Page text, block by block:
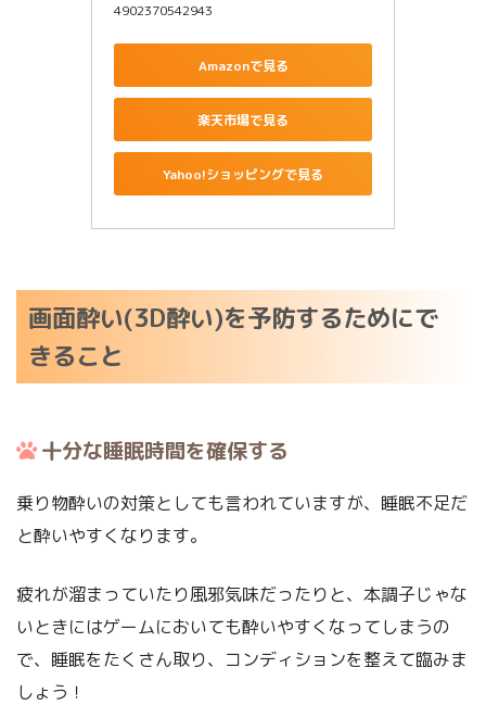
4902370542943
Amazonで見る
楽天市場で見る
Yahoo!ショッピングで見る
画面酔い(3D酔い)を予防するためにで
きること
十分な睡眠時間を確保する
乗り物酔いの対策としても言われていますが、睡眠不足だ
と酔いやすくなります。
疲れが溜まっていたり風邪気味だったりと、本調子じゃな
いときにはゲームにおいても酔いやすくなってしまうの
で、睡眠をたくさん取り、コンディションを整えて臨みま
しょう！